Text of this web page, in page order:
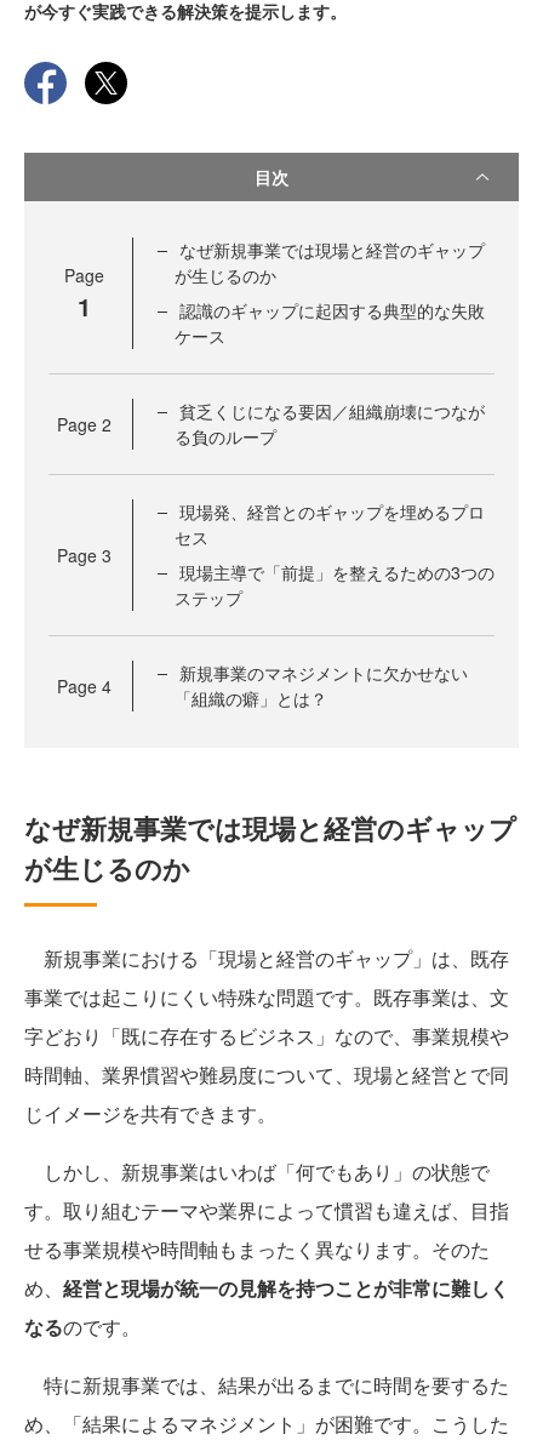
が今すぐ実践できる解決策を提示します。
目次
Page
1
なぜ新規事業では現場と経営のギャップ
が生じるのか
認識のギャップに起因する典型的な失敗
ケース
Page 2
貧乏くじになる要因／組織崩壊につなが
る負のループ
Page 3
現場発、経営とのギャップを埋めるプロ
セス
現場主導で「前提」を整えるための3つの
ステップ
Page 4
新規事業のマネジメントに欠かせない
「組織の癖」とは？
なぜ新規事業では現場と経営のギャップ
が生じるのか
新規事業における「現場と経営のギャップ」は、既存
事業では起こりにくい特殊な問題です。既存事業は、文
字どおり「既に存在するビジネス」なので、事業規模や
時間軸、業界慣習や難易度について、現場と経営とで同
じイメージを共有できます。
しかし、新規事業はいわば「何でもあり」の状態で
す。取り組むテーマや業界によって慣習も違えば、目指
せる事業規模や時間軸もまったく異なります。そのた
め、 経営と現場が統一の見解を持つことが非常に難しく
なるのです。
特に新規事業では、結果が出るまでに時間を要するた
め、「結果によるマネジメント」が困難です。こうした